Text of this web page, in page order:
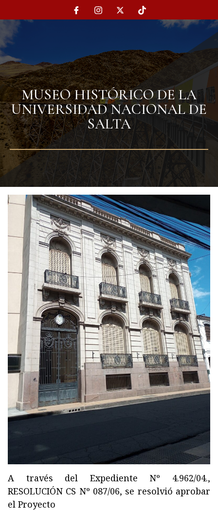
MUSEO HISTÓRICO DE LA
UNIVERSIDAD NACIONAL DE
SALTA
A través del Expediente Nº 4.962/04.,
RESOLUCIÓN CS Nº 087/06, se resolvió aprobar
el Proyecto